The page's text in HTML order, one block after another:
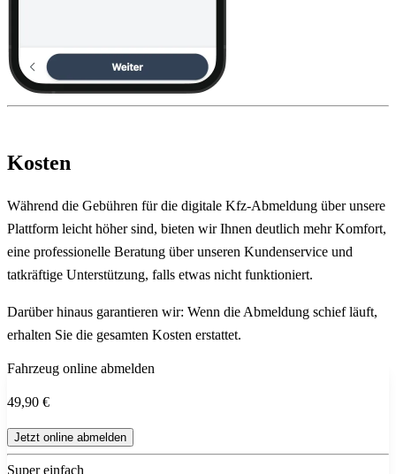
Kosten
Während die Gebühren für die digitale Kfz-Abmeldung über unsere
Plattform leicht höher sind, bieten wir Ihnen deutlich mehr Komfort,
eine professionelle Beratung über unseren Kundenservice und
tatkräftige Unterstützung, falls etwas nicht funktioniert.
Darüber hinaus garantieren wir: Wenn die Abmeldung schief läuft,
erhalten Sie die gesamten Kosten erstattet.
Fahrzeug online abmelden
49,90 €
Jetzt online abmelden
Super einfach